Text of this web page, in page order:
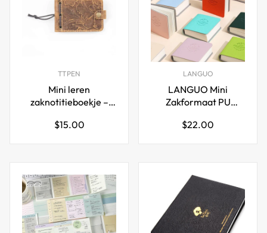
TTPEN
Mini leren
zaknotitieboekje –
voor notities en lijsten
Normale
$15.00
LANGUO
LANGUO Mini
Zakformaat PU
Tekennotitieboek 15
Normale
$22.00